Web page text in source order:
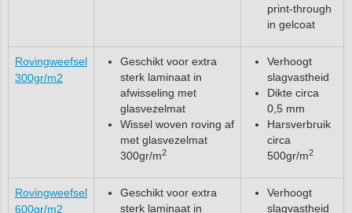
print-through
in gelcoat
Rovingweefsel
300gr/m2
Geschikt voor extra
sterk laminaat in
afwisseling met
glasvezelmat
Wissel woven roving af
met glasvezelmat
300gr/m2
Verhoogt
slagvastheid
Dikte circa
0,5 mm
Harsverbruik
circa
500gr/m2
Rovingweefsel
600gr/m2
Geschikt voor extra
sterk laminaat in
Verhoogt
slagvastheid